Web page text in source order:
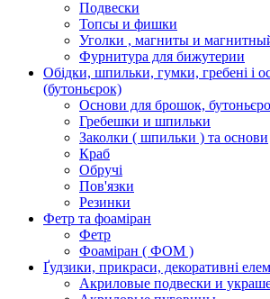
Подвески
Топсы и фишки
Уголки , магниты и
Фурнитура для бижутерии
Обідки, шпильки, гумки, гребені і
(бутоньєрок)
Основи для брошок,
Гребешки и шпильки
Заколки ( шпильки ) та основи
Краб
Обручі
Пов'язки
Резинки
Фетр та фоаміран
Фетр
Фоаміран ( ФОМ )
Ґудзики, прикраси, декоративні
Акриловые подвески и